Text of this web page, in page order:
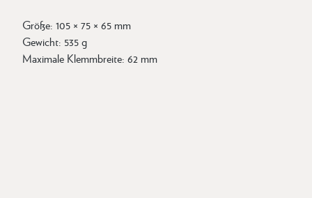
Größe: 105 × 75 × 65 mm
Gewicht: 535 g
Maximale Klemmbreite: 62 mm